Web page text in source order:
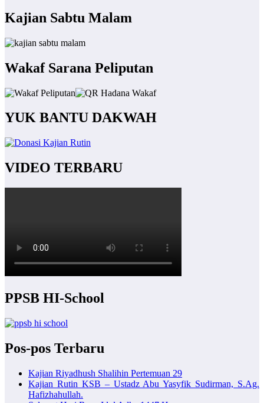
Kajian Sabtu Malam
Wakaf Sarana Peliputan
YUK BANTU DAKWAH
VIDEO TERBARU
PPSB HI-School
Pos-pos Terbaru
Kajian Riyadhush Shalihin Pertemuan 29
Kajian Rutin KSB – Ustadz Abu Yasyfik Sudirman, S.Ag.
Hafizhahullah.